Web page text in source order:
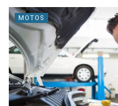
MOTOS